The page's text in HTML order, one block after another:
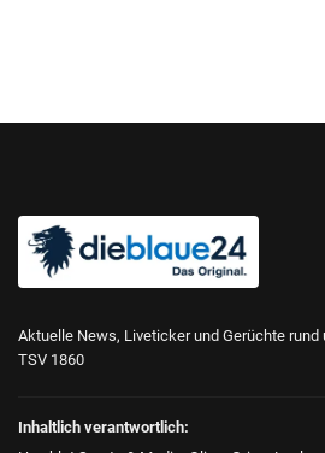
Aktuelle News, Liveticker und Gerüchte
TSV 1860
Inhaltlich verantwortlich: